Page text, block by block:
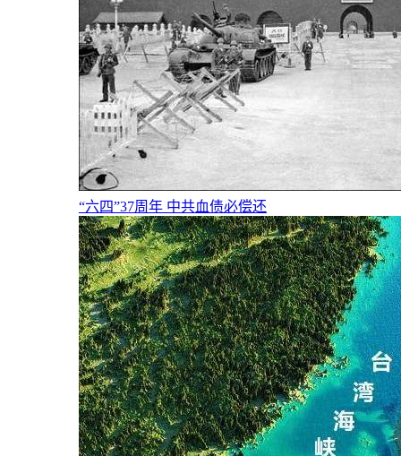
“六四”37周年 中共血债必偿还